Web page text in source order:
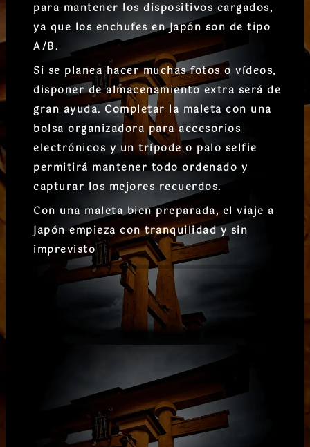
para mantener los dispositivos cargados,
ya que los enchufes en Japón son de tipo
A/B.
Si se planea hacer muchas fotos o vídeos,
disponer de almacenamiento extra será de
gran ayuda. Completar la maleta con una
bolsa organizadora para accesorios
electrónicos y un trípode o palo selfie
permitirá mantener todo ordenado y
capturar los mejores recuerdos.
Con una maleta bien preparada, el viaje a
Japón empieza con tranquilidad y sin
imprevisto